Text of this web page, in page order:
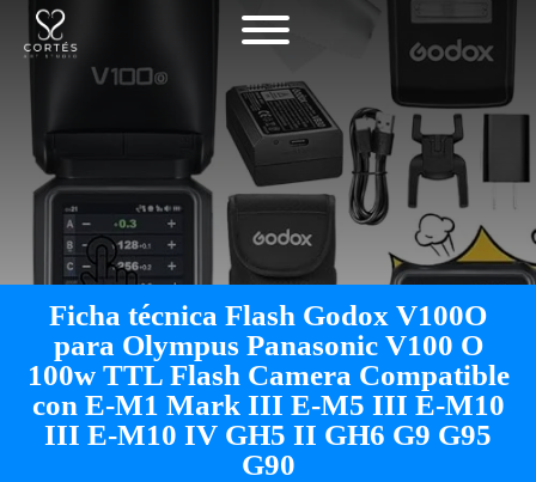
Ficha técnica Flash Godox V100O
para Olympus Panasonic V100 O
100w TTL Flash Camera Compatible
con E-M1 Mark III E-M5 III E-M10
III E-M10 IV GH5 II GH6 G9 G95
G90